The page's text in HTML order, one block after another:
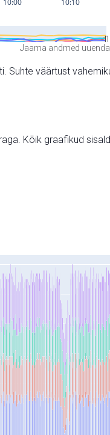
Jaama andmed
Suhte väärtust
Kõik graafikud